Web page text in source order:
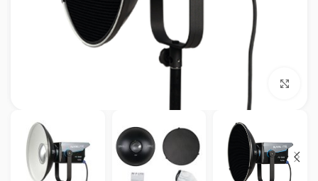
بزرگنمایی تصویر